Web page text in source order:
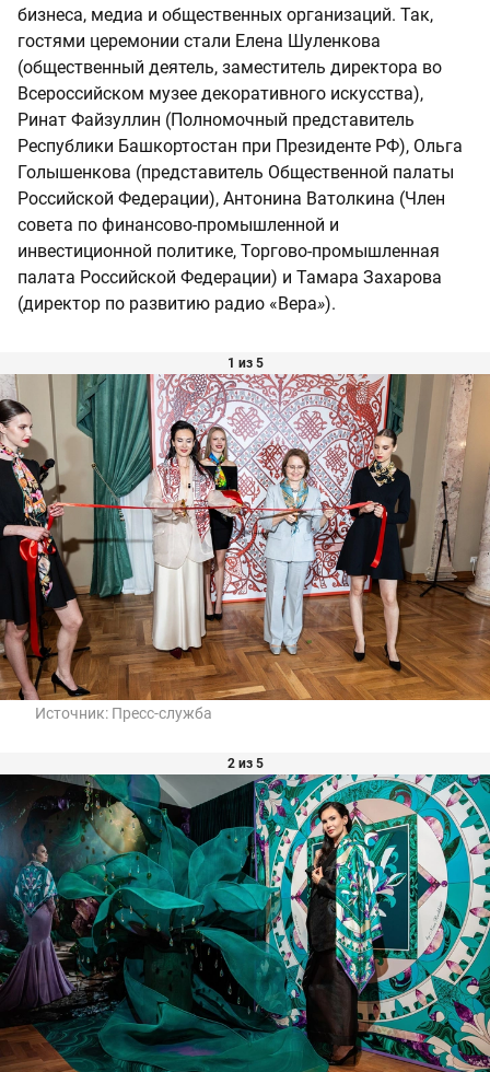
бизнеса, медиа и общественных организаций. Так,
гостями церемонии стали Елена Шуленкова
(общественный деятель, заместитель директора во
Всероссийском музее декоративного искусства),
Ринат Файзуллин (Полномочный представитель
Республики Башкортостан при Президенте РФ), Ольга
Голышенкова (представитель Общественной палаты
Российской Федерации), Антонина Ватолкина (Член
совета по финансово-промышленной и
инвестиционной политике, Торгово-промышленная
палата Российской Федерации) и Тамара Захарова
(директор по развитию радио «Вера»).
1 из 5
Источник: Пресс-служба
2 из 5